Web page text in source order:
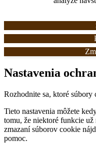
Nastavenia
Rozhodnite sa, ktoré
Tieto nastavenia môžete
tomu, že niektoré funkcie
zmazaní súborov cookie
pomoc.